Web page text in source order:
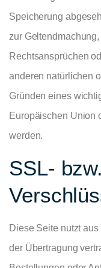
Speicherung
zur
Rechtsansprüchen
anderen natürlichen
Gründen eines
Europäischen Union
werden.
SSL-
Diese Seite nutzt
der Übertragung